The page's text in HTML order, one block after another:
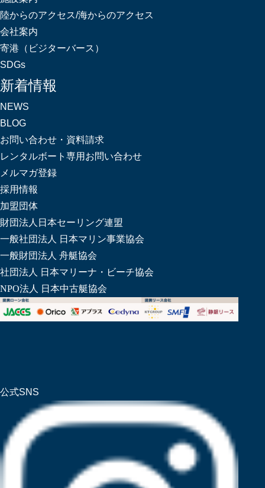
陸からのアクセス/海からのアクセス
会社案内
寄港（ビジターバース）
SDGs
新着情報
NEWS
BLOG
お問い合わせ・資料請求
レンタルボート専用お問い合わせ
メルマガ登録
採用情報
加盟団体
財団法人日本セーリング連盟
一般社団法人 日本マリン事業協会
一般財団法人 舟艇協会
社団法人 日本マリーナ・ビーチ協会
NPO法人 日本中古艇協会
公式SNS